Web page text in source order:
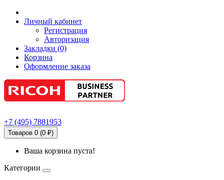
Личный кабинет
Регистрация
Авторизация
Закладки (0)
Корзина
Оформление заказа
+7 (495) 7881953
Товаров 0 (0 ₽)
Ваша корзина пуста!
Категории